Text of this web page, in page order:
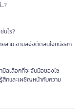
นไร?
สาม อามิลจึงตัดสินใจหนีออก
มิลเลือกที่จะจับมือของไซ
สึกและเผชิญหน้ากับความ